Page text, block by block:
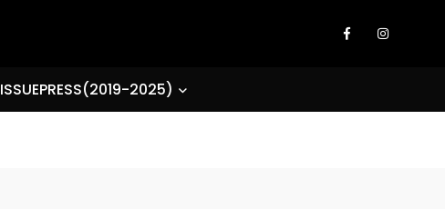
ISSUEPRESS(2019-2025)